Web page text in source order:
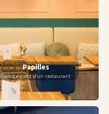
Papilles
Agencement d'un restaurant